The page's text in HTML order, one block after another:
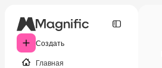
Создать
Главная